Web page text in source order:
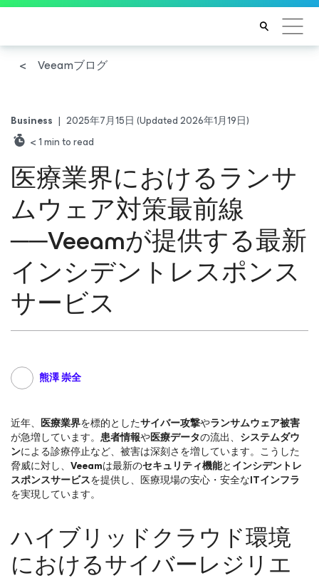
Veeamブログ
Business | 2025年7月15日 (Updated 2026年1月19日)
< 1min to read
医療業界におけるランサ
ムウェア対策最前線
──Veeamが提供する最新
インシデントレスポンス
サービス
熊澤 崇全
近年、 医療業界を標的としたサイバー攻撃やランサムウェア被害
が急増しています。 患者情報や医療データの流出、 システムダウ
ンによる診療停止など、被害は深刻さを増しています。こうした
脅威に対し、 Veeamは最新のセキュリティ機能とインシデントレ
スポンスサービスを提供し、医療現場の安心・安全なITインフラ
を実現しています。
ハイブリッドクラウド環境
におけるサイバーレジリエ